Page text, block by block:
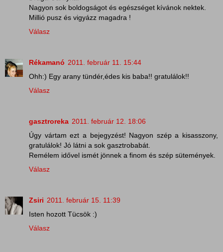
Nagyon sok boldogságot és egészséget kívánok nektek.
Millió pusz és vigyázz magadra !
Válasz
Rékamanó 2011. február 11. 15:44
Ohh:) Egy arany tündér,édes kis baba!! gratulálok!!
Válasz
gasztroreka 2011. február 12. 18:06
Úgy vártam ezt a bejegyzést! Nagyon szép a kisasszony,
gratulálok! Jó látni a sok gasztrobabát.
Remélem idővel ismét jönnek a finom és szép sütemények.
Válasz
Zsiri 2011. február 15. 11:39
Isten hozott Tücsök :)
Válasz